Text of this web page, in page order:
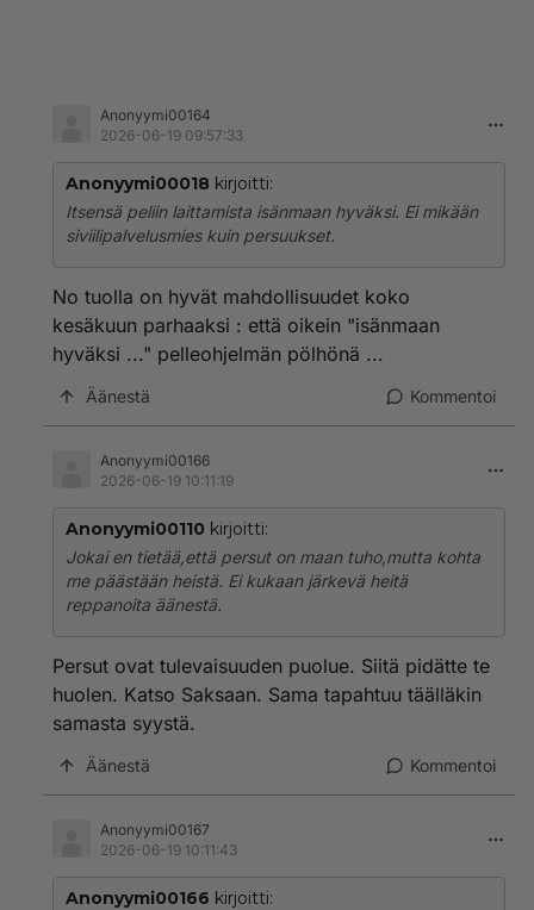
Anonyymi00164
2026-06-19 09:57:33
Anonyymi00018 kirjoitti:
Itsensä peliin laittamista isänmaan hyväksi. Ei mikään
siviilipalvelusmies kuin persuukset.
No tuolla on hyvät mahdollisuudet koko
kesäkuun parhaaksi : että oikein "isänmaan
hyväksi ..." pelleohjelmän pölhönä ...
Äänestä Kommentoi
Anonyymi00166
2026-06-19 10:11:19
Anonyymi00110 kirjoitti:
Jokai en tietää,että persut on maan tuho,mutta kohta
me päästään heistä. Ei kukaan järkevä heitä
reppanoita äänestä.
Persut ovat tulevaisuuden puolue. Siitä pidätte te
huolen. Katso Saksaan. Sama tapahtuu täälläkin
samasta syystä.
Äänestä Kommentoi
Anonyymi00167
2026-06-19 10:11:43
Anonyymi00166 kirjoitti: